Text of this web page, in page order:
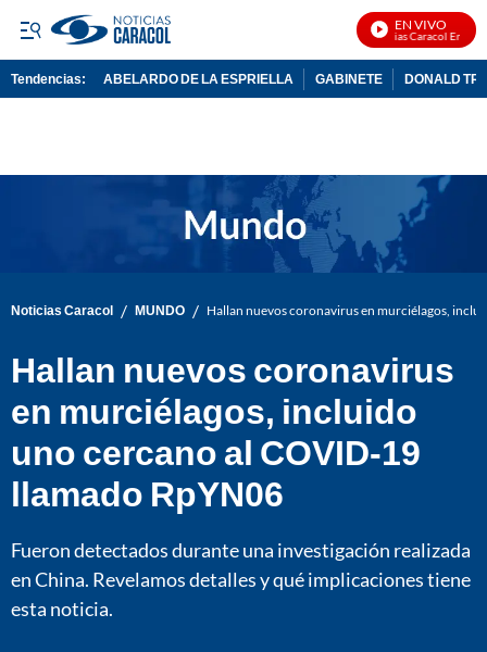
EN VIVO
Noticias Caracol En Vivo
Tendencias: ABELARDO DE LA ESPRIELLA GABINETE DONALD
Noticias Caracol / MUNDO / Hallan nuevos coronavirus en murciélagos,
Hallan nuevos coronavirus
en murciélagos, incluido
uno cercano al COVID-19
llamado RpYN06
Fueron detectados durante una investigación realizada
en China. Revelamos detalles y qué implicaciones tiene
esta noticia.